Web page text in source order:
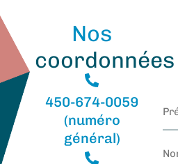
Nos
coordonnées
450-674-0059
(numéro
général)